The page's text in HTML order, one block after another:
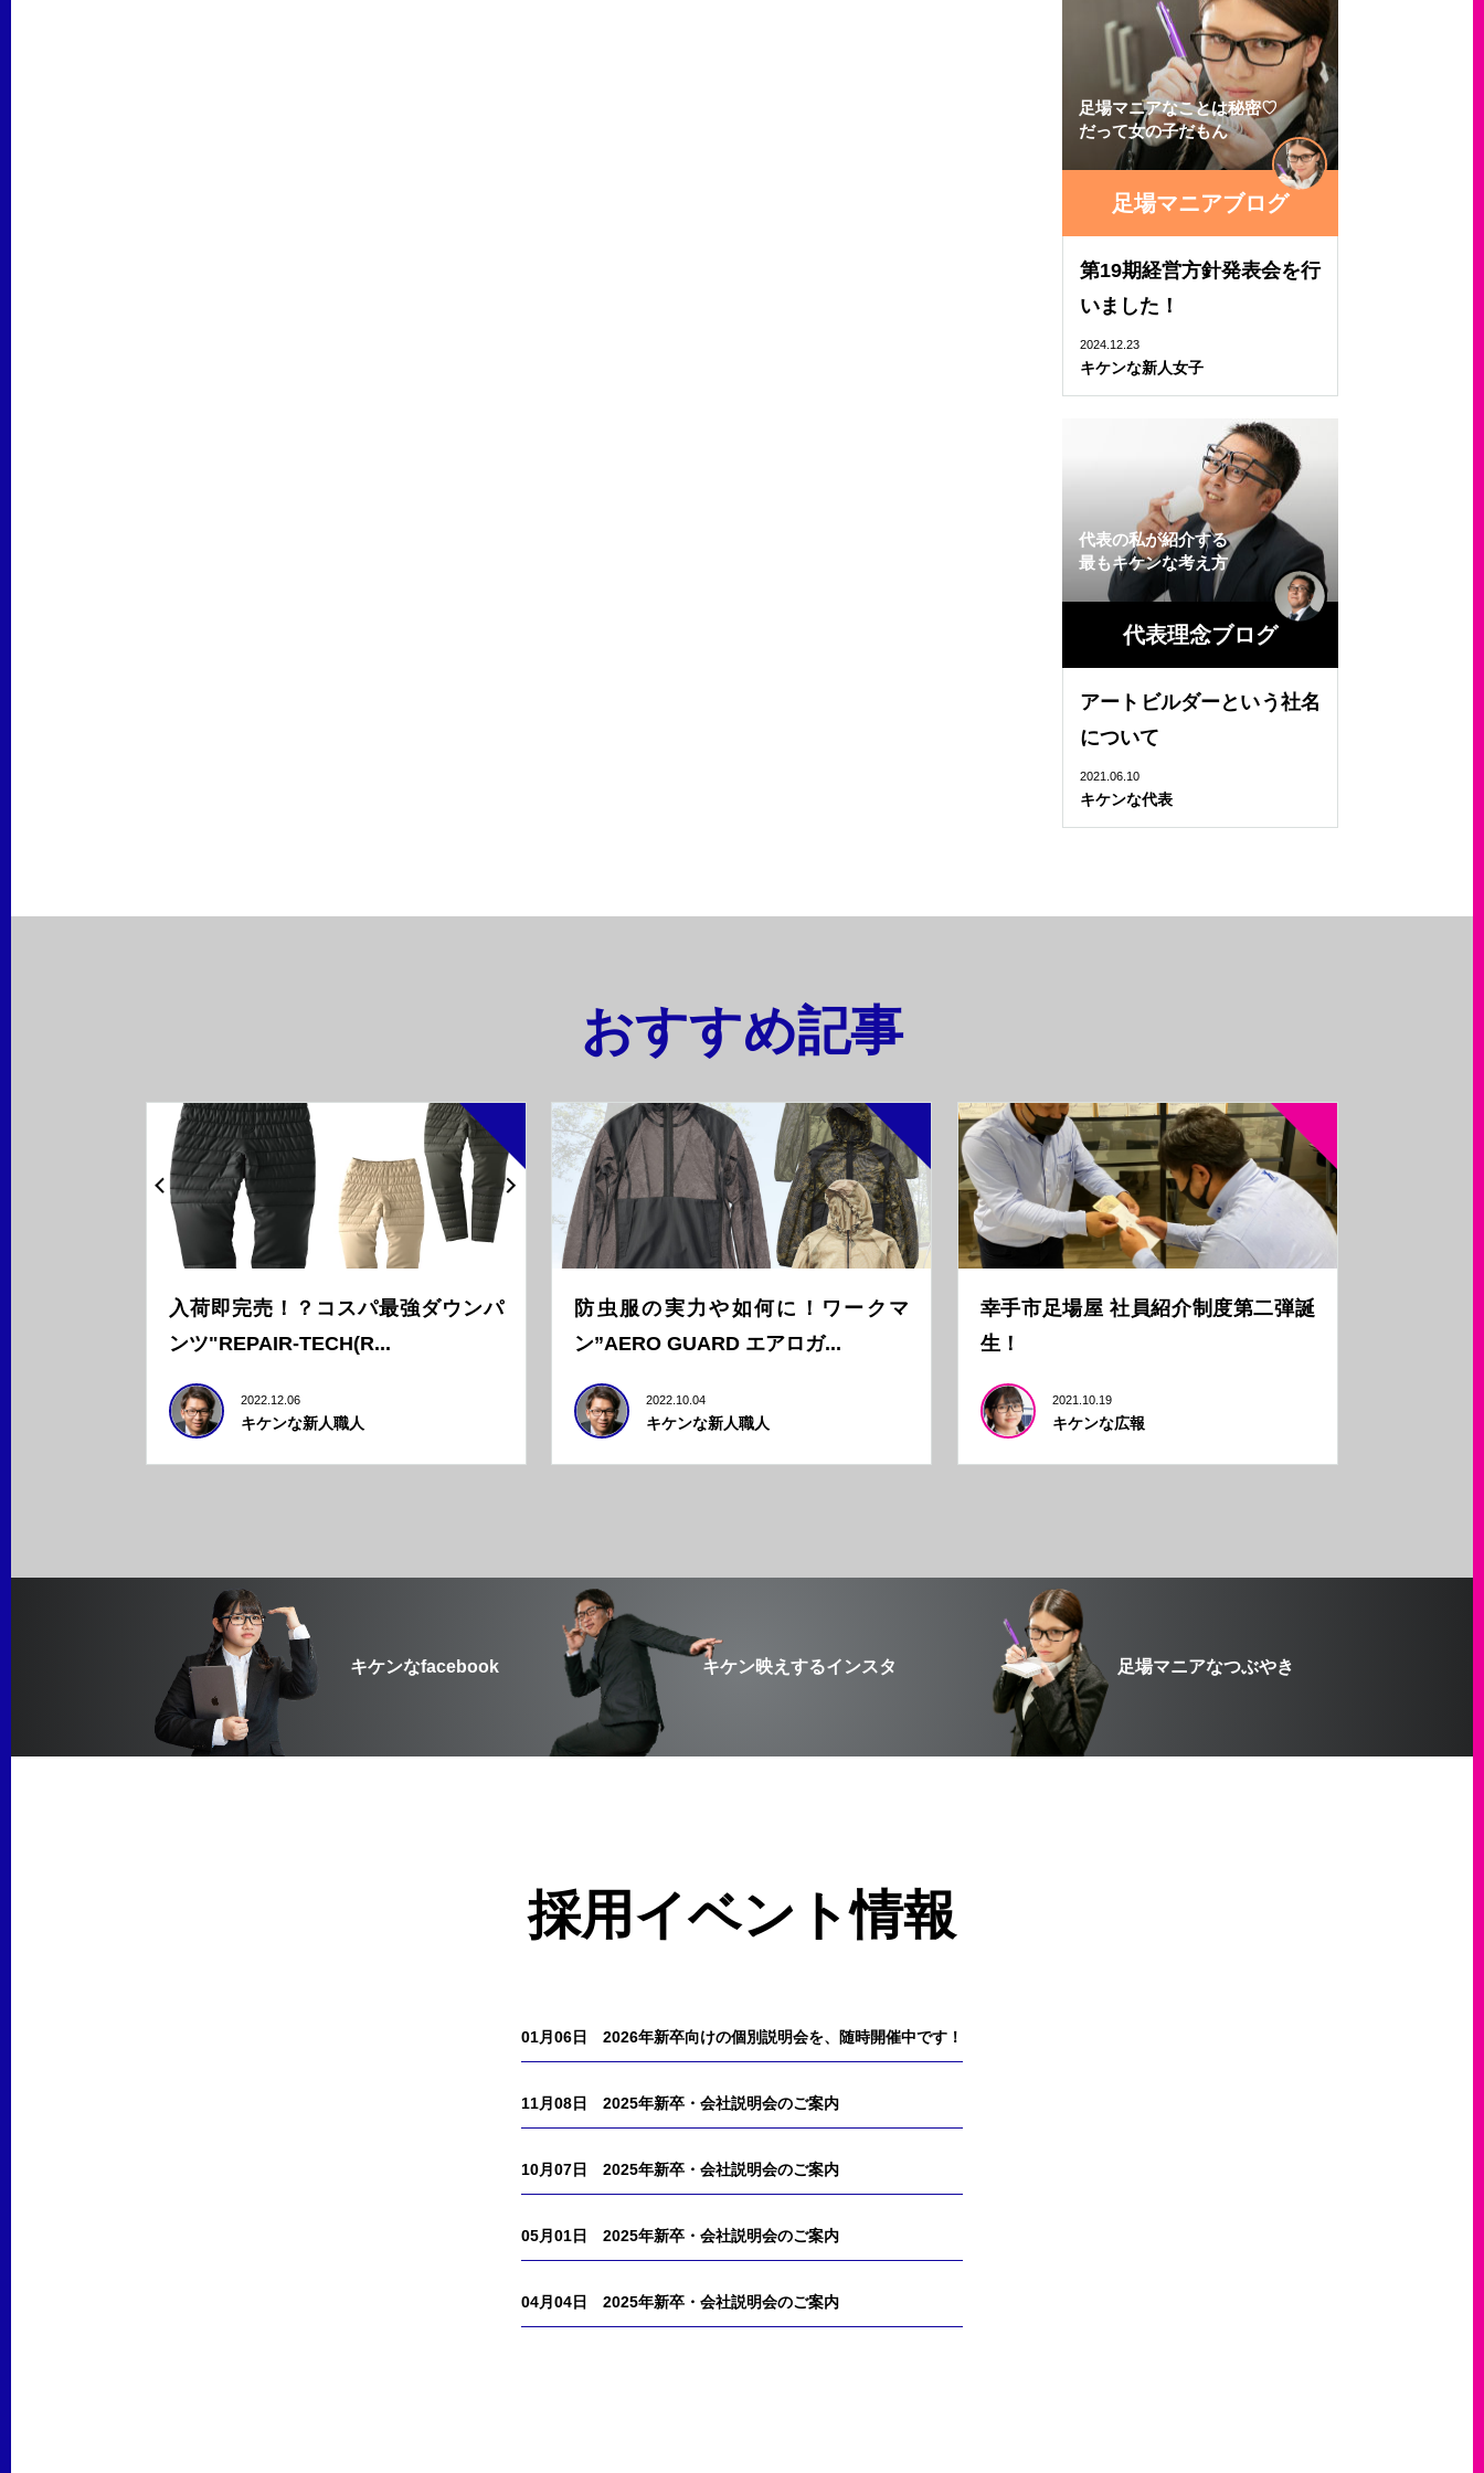
足場マニアなことは秘密♡
だって女の子だもん
足場マニアブログ
第19期経営方針発表会を行
いました！
2024.12.23
キケンな新人女子
代表の私が紹介する
最もキケンな考え方
代表理念ブログ
アートビルダーという社名
について
2021.06.10
キケンな代表
おすすめ記事
入荷即完売！？コスパ最強ダウンパ
ンツ"REPAIR-TECH(R...
2022.12.06
キケンな新人職人
防虫服の実力や如何に！ワークマ
ン”AERO GUARD エアロガ...
2022.10.04
キケンな新人職人
幸手市足場屋 社員紹介制度第二弾誕
生！
2021.10.19
キケンな広報
キケンなfacebook キケン映えするインスタ 足場マニアなつぶやき
採用イベント情報
01月06日 2026年新卒向けの個別説明会を、随時開催中です！
11月08日 2025年新卒・会社説明会のご案内
10月07日 2025年新卒・会社説明会のご案内
05月01日 2025年新卒・会社説明会のご案内
04月04日 2025年新卒・会社説明会のご案内